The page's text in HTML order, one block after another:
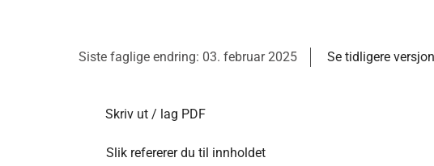
Siste faglige endring: 03. februar 2025 Se tidligere
Skriv ut / lag PDF
Slik refererer du til innholdet